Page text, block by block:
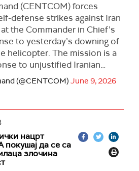
(CENTCOM) forces
defense strikes against Iran
the Commander in Chief’s
to yesterday’s downing of
helicopter. The mission is a
to unjustified Iranian…
(@CENTCOM) June 9, 2026
нацрт
покушај да се са
злочина